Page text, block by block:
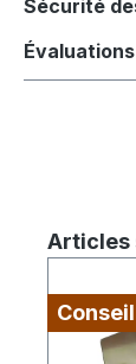
Sécurité
Évaluations
Ignorer la
Articles
Conseil